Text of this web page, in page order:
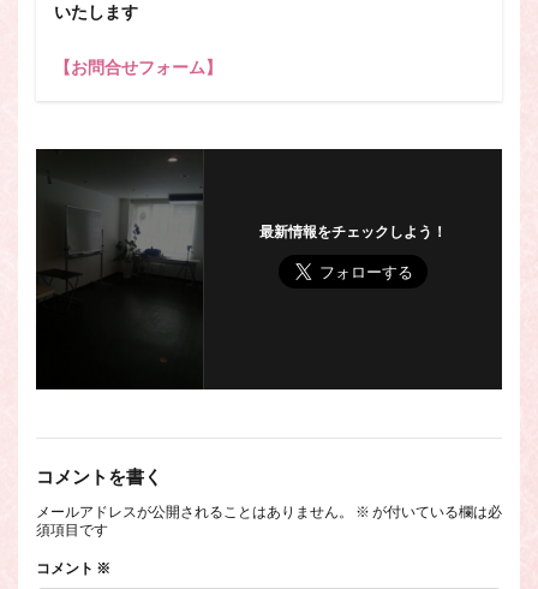
いたします
【お問合せフォーム】
最新情報をチェックしよう！
コメントを書く
メールアドレスが公開されることはありません。 ※ が付いている欄は必
須項目です
コメント ※